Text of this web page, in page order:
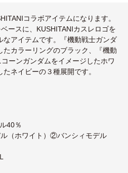
コラボアイテムになります。
ースに、KUSHITANIカスレロゴを
なアイテムです。『機動戦⼠ガンダ
たカラーリングのブラック、『機動
ーンガンダムをイメージしたホワ
ネイビーの３種展開です。
40％
（ホワイト）②バンシィモデル